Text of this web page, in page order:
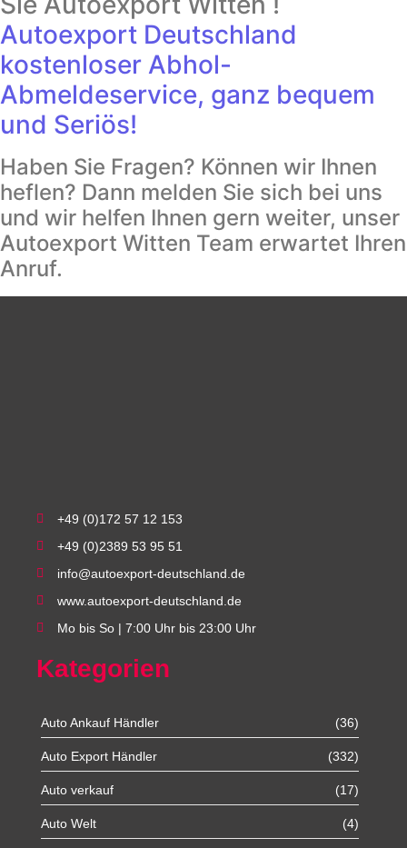
Autoexport Deutschland
kostenloser Abhol-
Abmeldeservice, ganz bequem
und Seriös!
Haben Sie Fragen? Können wir Ihnen
heflen? Dann melden Sie sich bei uns
und wir helfen Ihnen gern weiter, unser
Autoexport Witten Team erwartet Ihren
Anruf.
+49 (0)172 57 12 153
+49 (0)2389 53 95 51
info@autoexport-deutschland.de
www.autoexport-deutschland.de
Mo bis So | 7:00 Uhr bis 23:00 Uhr
Kategorien
Auto Ankauf Händler (36)
Auto Export Händler (332)
Auto verkauf (17)
Auto Welt (4)